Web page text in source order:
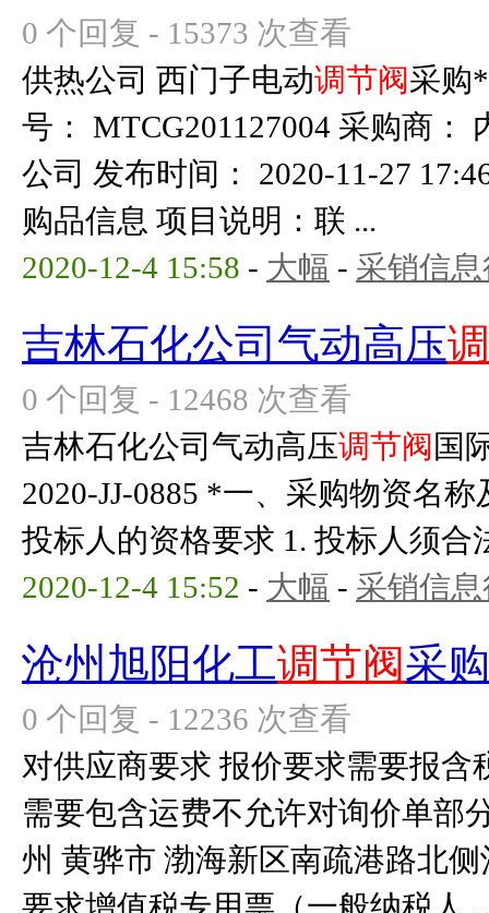
0 个回复 - 15373 次查看
供热公司 西门子电动调节阀采购
号： MTCG201127004 采购商：
公司 发布时间： 2020-11-27
购品信息 项目说明：联 ...
2020-12-4 15:58 - 大幅 - 采销信
吉林石化公司气动高压
0 个回复 - 12468 次查看
吉林石化公司气动高压调节阀国
2020-JJ-0885 *一、采购物资名
投标人的资格要求 1. 投标人须合
2020-12-4 15:52 - 大幅 - 采销信
沧州旭阳化工调节阀采
0 个回复 - 12236 次查看
对供应商要求 报价要求需要报含
需要包含运费不允许对询价单部
州 黄骅市 渤海新区南疏港路北